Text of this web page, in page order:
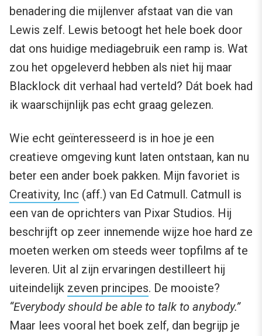
benadering die mijlenver afstaat van die van
Lewis zelf. Lewis betoogt het hele boek door
dat ons huidige mediagebruik een ramp is. Wat
zou het opgeleverd hebben als niet hij maar
Blacklock dit verhaal had verteld? Dát boek had
ik waarschijnlijk pas echt graag gelezen.
Wie echt geïnteresseerd is in hoe je een
creatieve omgeving kunt laten ontstaan, kan nu
beter een ander boek pakken. Mijn favoriet is
Creativity, Inc (aff.) van Ed Catmull. Catmull is
een van de oprichters van Pixar Studios. Hij
beschrijft op zeer innemende wijze hoe hard ze
moeten werken om steeds weer topfilms af te
leveren. Uit al zijn ervaringen destilleert hij
uiteindelijk zeven principes. De mooiste?
“Everybody should be able to talk to anybody.”
Maar lees vooral het boek zelf, dan begrijp je